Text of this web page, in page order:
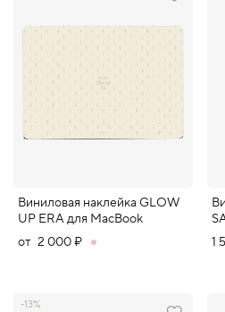
Виниловая наклейка GLOW
UP ERA для MacBook
от 2 000 ₽
1
-13%